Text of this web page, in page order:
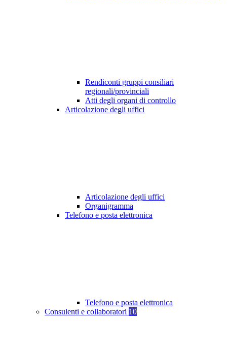
Rendiconti gruppi consiliari
regionali/provinciali
Atti degli organi di controllo
Articolazione degli uffici
Articolazione degli uffici
Organigramma
Telefono e posta elettronica
Telefono e posta elettronica
Consulenti e collaboratori 10